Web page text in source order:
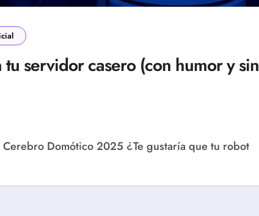
servidor casero (con humor y sin